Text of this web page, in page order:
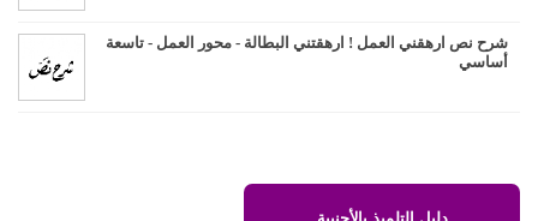
شرح نص ارهقني العمل ! ارهقتني البطالة - محور العمل - تاسعة
أساسي